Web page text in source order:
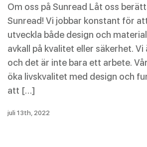
Om oss på Sunread Låt oss
Sunread! Vi jobbar konstant för
utveckla både design och
avkall på kvalitet eller säkerhet.
och det är inte bara ett arbete.
öka livskvalitet med design och
att […]
juli 13th, 2022